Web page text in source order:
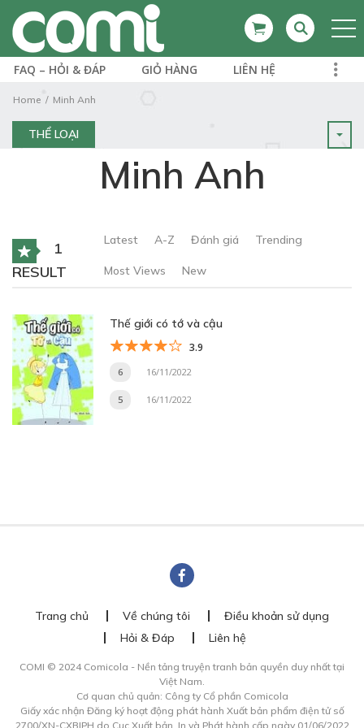
FAQ – HỎI & ĐÁP GIỎ HÀNG LIÊN HỆ
Home Minh Anh
THỂ LOẠI
Minh Anh
1
RESULT
Latest A-Z Đánh giá Trending
Most Views New
Thế giới có tớ và cậu
3.9
6 16/11/2022
5 16/11/2022
Trang chủ Về chúng tôi
Điều khoản sử dụng
Hỏi & Đáp
Liên hệ
COMI © 2024 Comicola - Nền tảng truyện tranh bản quyền duy nhất tại
Việt Nam.
Cơ quan chủ quản: Công ty Cổ phần Comicola
Giấy xác nhận Đăng ký hoạt động phát hành Xuất bản phẩm điện tử số
2700/XN-CXBIPH do Cục Xuất bản, In và Phát hành cấp ngày 01/06/2022